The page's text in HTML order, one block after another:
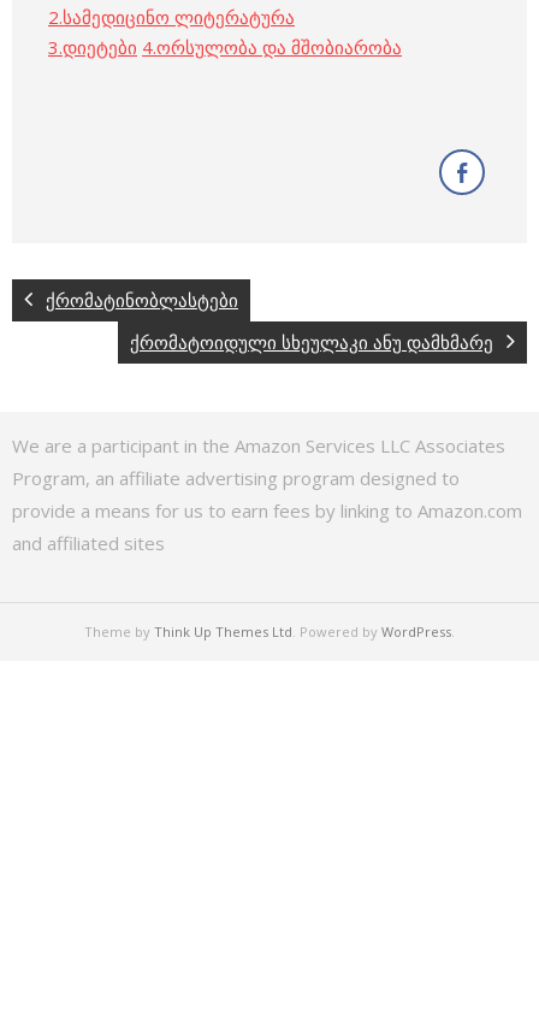
2.სამედიცინო ლიტერატურა
3.დიეტები 4.ორსულობა და მშობიარობა
ქრომატინობლასტები
ქრომატოიდული სხეულაკი ანუ დამხმარე
We are a participant in the Amazon Services LLC Associates
Program, an affiliate advertising program designed to
provide a means for us to earn fees by linking to Amazon.com
and affiliated sites
Theme by Think Up Themes Ltd. Powered by WordPress.